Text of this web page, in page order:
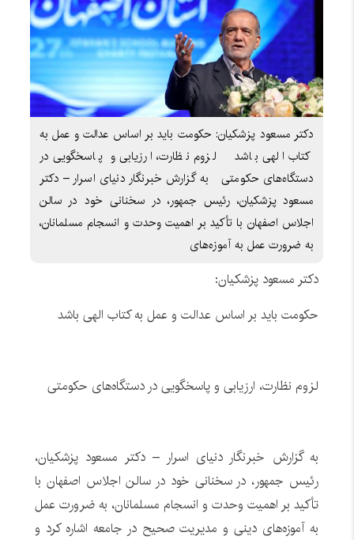
دکتر مسعود پزشکیان: حکومت باید بر اساس عدالت و عمل به
کتاب الهی باشد لزوم نظارت، ارزیابی و پاسخگویی در
دستگاه‌های حکومتی به گزارش خبرنگار دنیای اسرار – دکتر
مسعود پزشکیان، رئیس جمهور، در سخنانی خود در سالن
اجلاس اصفهان با تأکید بر اهمیت وحدت و انسجام مسلمانان،
به ضرورت عمل به آموزه‌های
دکتر مسعود پزشکیان:
حکومت باید بر اساس عدالت و عمل به کتاب الهی باشد
لزوم نظارت، ارزیابی و پاسخگویی در دستگاه‌های حکومتی
به گزارش خبرنگار دنیای اسرار – دکتر مسعود پزشکیان،
رئیس جمهور، در سخنانی خود در سالن اجلاس اصفهان با
تأکید بر اهمیت وحدت و انسجام مسلمانان، به ضرورت عمل
به آموزه‌های دینی و مدیریت صحیح در جامعه اشاره کرد و